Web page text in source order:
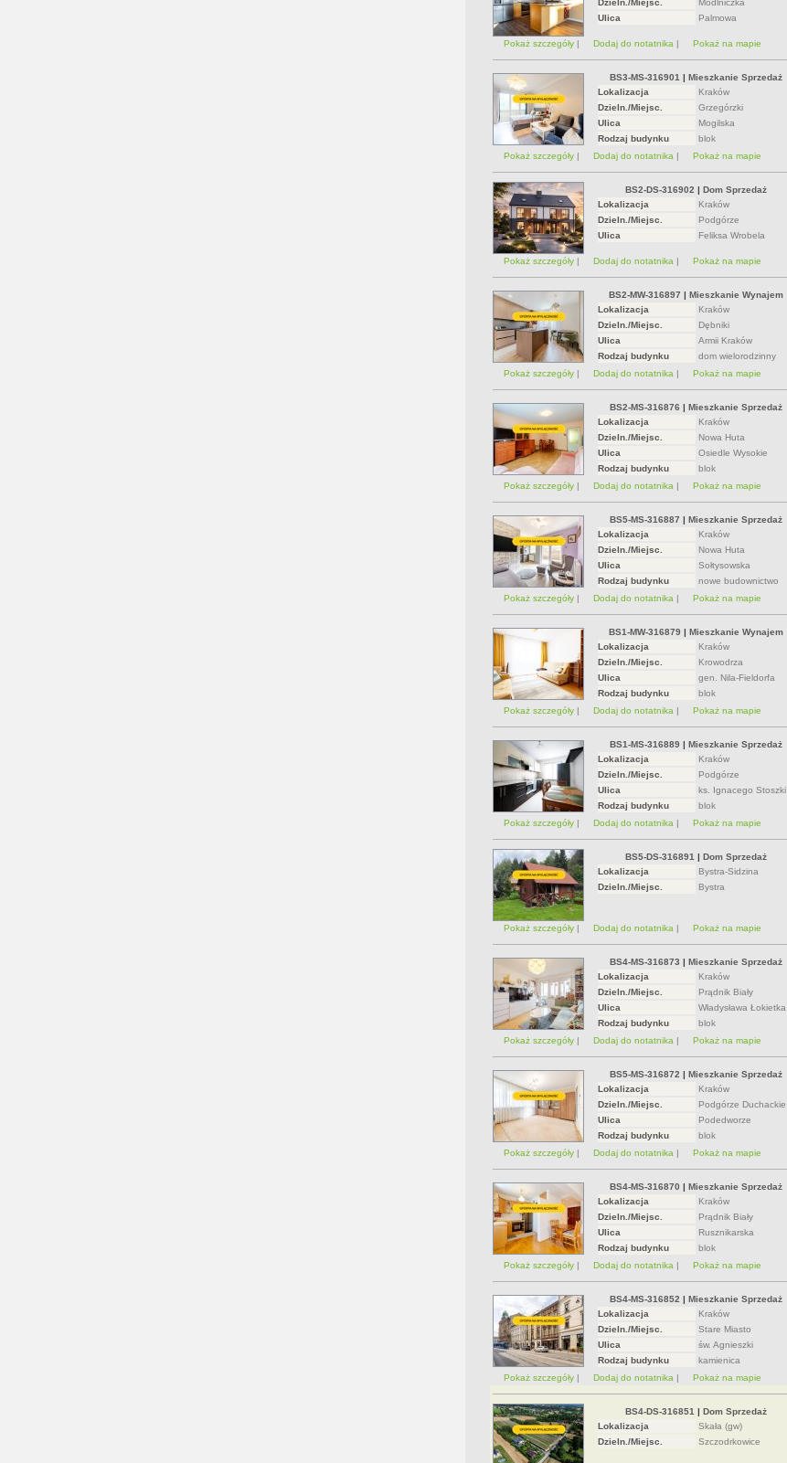
Dzieln./Miejsc.
Modlniczka
Ulica
Palmowa
Pokaż szczegóły | Dodaj do notatnika | Pokaż na mapie
BS3-MS-316901 | Mieszkanie Sprzedaż
Lokalizacja
Kraków
Dzieln./Miejsc.
Grzegórzki
Ulica
Mogilska
Rodzaj budynku
blok
Pokaż szczegóły | Dodaj do notatnika | Pokaż na mapie
BS2-DS-316902 | Dom Sprzedaż
Lokalizacja
Kraków
Dzieln./Miejsc.
Podgórze
Ulica
Feliksa Wrobela
Pokaż szczegóły | Dodaj do notatnika | Pokaż na mapie
BS2-MW-316897 | Mieszkanie Wynajem
Lokalizacja
Kraków
Dzieln./Miejsc.
Dębniki
Ulica
Armii Kraków
Rodzaj budynku
dom wielorodzinny
Pokaż szczegóły | Dodaj do notatnika | Pokaż na mapie
BS2-MS-316876 | Mieszkanie Sprzedaż
Lokalizacja
Kraków
Dzieln./Miejsc.
Nowa Huta
Ulica
Osiedle Wysokie
Rodzaj budynku
blok
Pokaż szczegóły | Dodaj do notatnika | Pokaż na mapie
BS5-MS-316887 | Mieszkanie Sprzedaż
Lokalizacja
Kraków
Dzieln./Miejsc.
Nowa Huta
Ulica
Sołtysowska
Rodzaj budynku
nowe budownictwo
Pokaż szczegóły | Dodaj do notatnika | Pokaż na mapie
BS1-MW-316879 | Mieszkanie Wynajem
Lokalizacja
Kraków
Dzieln./Miejsc.
Krowodrza
Ulica
gen. Nila-Fieldorfa
Rodzaj budynku
blok
Pokaż szczegóły | Dodaj do notatnika | Pokaż na mapie
BS1-MS-316889 | Mieszkanie Sprzedaż
Lokalizacja
Kraków
Dzieln./Miejsc.
Podgórze
Ulica
ks. Ignacego Stoszki
Rodzaj budynku
blok
Pokaż szczegóły | Dodaj do notatnika | Pokaż na mapie
BS5-DS-316891 | Dom Sprzedaż
Lokalizacja
Bystra-Sidzina
Dzieln./Miejsc.
Bystra
Pokaż szczegóły | Dodaj do notatnika | Pokaż na mapie
BS4-MS-316873 | Mieszkanie Sprzedaż
Lokalizacja
Kraków
Dzieln./Miejsc.
Prądnik Biały
Ulica
Władysława Łokietka
Rodzaj budynku
blok
Pokaż szczegóły | Dodaj do notatnika | Pokaż na mapie
BS5-MS-316872 | Mieszkanie Sprzedaż
Lokalizacja
Kraków
Dzieln./Miejsc.
Podgórze Duchackie
Ulica
Podedworze
Rodzaj budynku
blok
Pokaż szczegóły | Dodaj do notatnika | Pokaż na mapie
BS4-MS-316870 | Mieszkanie Sprzedaż
Lokalizacja
Kraków
Dzieln./Miejsc.
Prądnik Biały
Ulica
Rusznikarska
Rodzaj budynku
blok
Pokaż szczegóły | Dodaj do notatnika | Pokaż na mapie
BS4-MS-316852 | Mieszkanie Sprzedaż
Lokalizacja
Kraków
Dzieln./Miejsc.
Stare Miasto
Ulica
św. Agnieszki
Rodzaj budynku
kamienica
Pokaż szczegóły | Dodaj do notatnika | Pokaż na mapie
BS4-DS-316851 | Dom Sprzedaż
Lokalizacja
Skała (gw)
Dzieln./Miejsc.
Szczodrkowice